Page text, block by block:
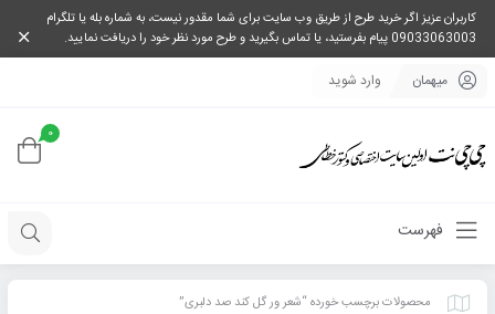
کاربران عزیز اگر خرید طرح از طریق وب سایت برای شما مقدور نیست، به شماره بله یا تلگرام
09033063003 پیام بفرستید، یا تماس بگیرید و طرح مورد نظر خود را دریافت نمایید.
میهمان وارد شوید
0
فهرست
محصولات برچسب خورده “شعر ور گل کند صد دلبری”